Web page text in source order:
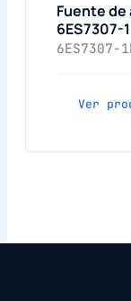
Fuente
6ES7307-
6ES7307-
Ver